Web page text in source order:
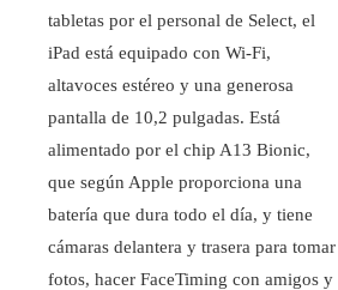
tabletas por el personal de Select, el
iPad está equipado con Wi-Fi,
altavoces estéreo y una generosa
pantalla de 10,2 pulgadas. Está
alimentado por el chip A13 Bionic,
que según Apple proporciona una
batería que dura todo el día, y tiene
cámaras delantera y trasera para tomar
fotos, hacer FaceTiming con amigos y